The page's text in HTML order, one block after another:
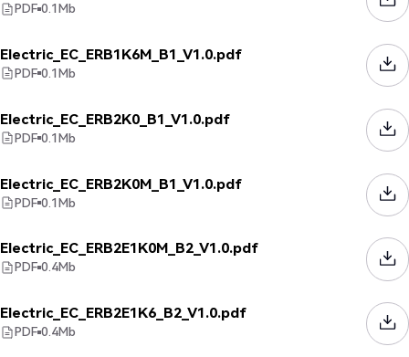
PDF 0.1Mb
Electric_EC_ERB1K6M_B1_V1.0.pdf
PDF 0.1Mb
Electric_EC_ERB2K0_B1_V1.0.pdf
PDF 0.1Mb
Electric_EC_ERB2K0M_B1_V1.0.pdf
PDF 0.1Mb
Electric_EC_ERB2E1K0M_B2_V1.0.pdf
PDF 0.4Mb
Electric_EC_ERB2E1K6_B2_V1.0.pdf
PDF 0.4Mb